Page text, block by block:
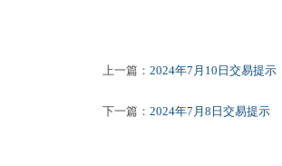
上一篇： 2024年7月10日交易提示
下一篇： 2024年7月8日交易提示